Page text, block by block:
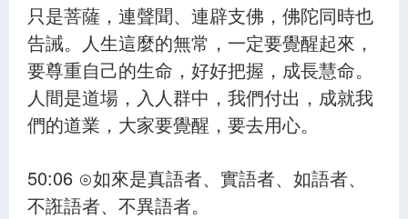
只是菩薩，連聲聞、連辟支佛，佛陀同時也
告誡。人生這麼的無常，一定要覺醒起來，
要尊重自己的生命，好好把握，成長慧命。
人間是道場，入人群中，我們付出，成就我
們的道業，大家要覺醒，要去用心。
50:06 ⊙如來是真語者、實語者、如語者、
不誑語者、不異語者。